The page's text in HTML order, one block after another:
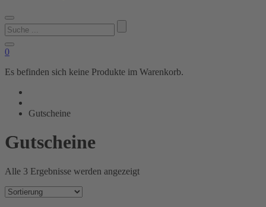
Suchen
nach:
0
Es befinden sich keine Produkte im Warenkorb.
Gutscheine
Gutscheine
Alle 3 Ergebnisse werden angezeigt